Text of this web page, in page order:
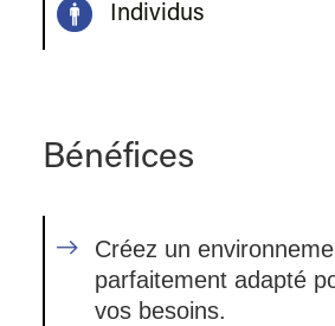
Individus
Bénéfices
Créez un
parfaitement adapté
vos besoins.